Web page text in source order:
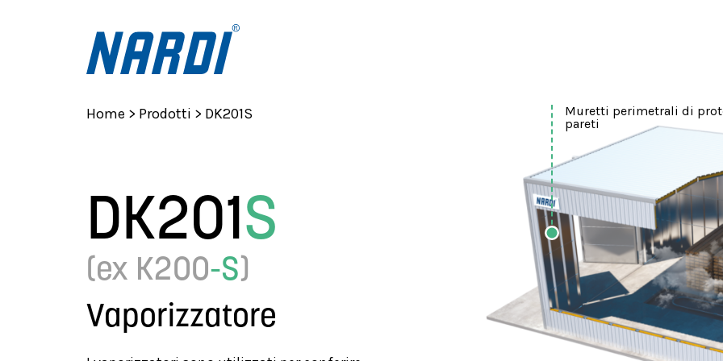
Home > Prodotti > DK201S
DK201S
(ex K200-S)
Vaporizzatore
Muretti perimetrali di
pareti